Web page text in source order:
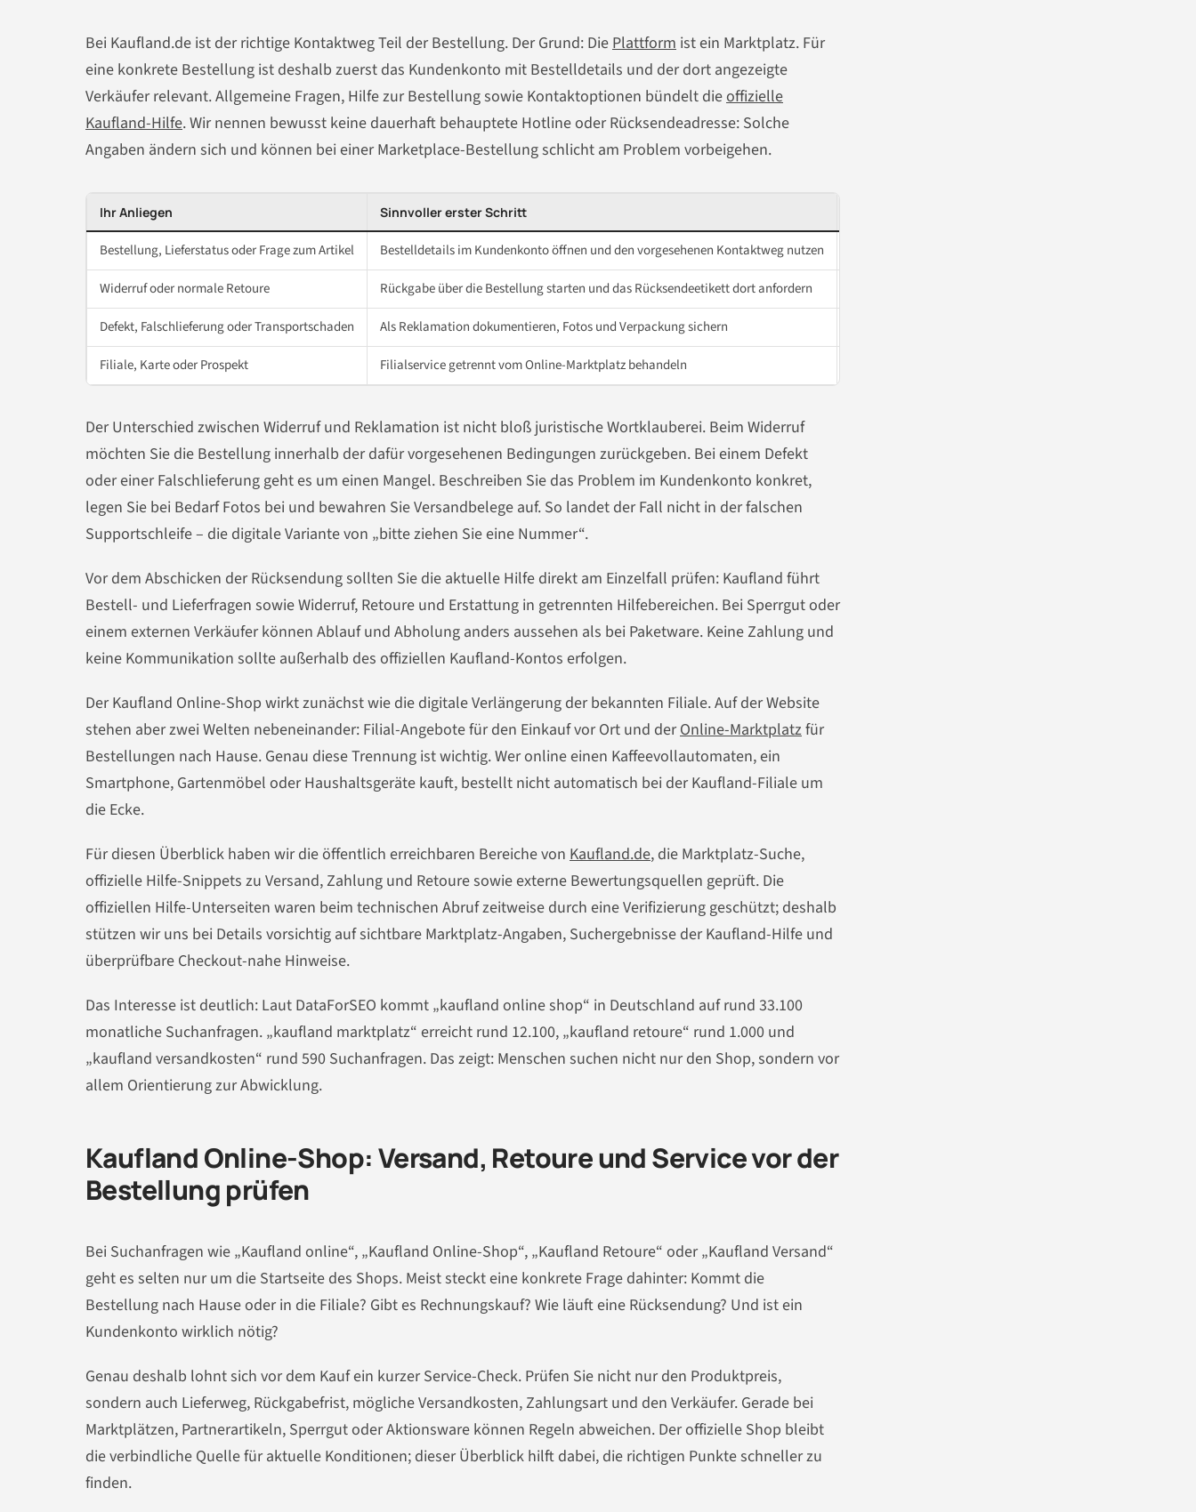
Bei Kaufland.de ist der richtige Kontaktweg Teil der Bestellung. Der Grund: DiePlattform ist ein Marktplatz. Für
eine konkrete Bestellung ist deshalb zuerst das Kundenkonto mit Bestelldetails und der dort angezeigte
Verkäufer relevant. Allgemeine Fragen, Hilfe zur Bestellung sowie Kontaktoptionen bündelt dieoffizielle
Kaufland-Hilfe. Wir nennen bewusst keine dauerhaft behauptete Hotline oder Rücksendeadresse: Solche
Angaben ändern sich und können bei einer Marketplace-Bestellung schlicht am Problem vorbeigehen.
Ihr Anliegen Sinnvoller erster Schritt
Bestellung, Lieferstatus oder Frage zum Artikel Bestelldetails im Kundenkonto öffnen und den vorgesehenen Kontaktweg nutzen
Widerruf oder normale Retoure Rückgabe über die Bestellung starten und das Rücksendeetikett dort anfordern
Defekt, Falschlieferung oder Transportschaden Als Reklamation dokumentieren, Fotos und Verpackung sichern
Filiale, Karte oder Prospekt Filialservice getrennt vom Online-Marktplatz behandeln
Der Unterschied zwischen Widerruf und Reklamation ist nicht bloß juristische Wortklauberei. Beim Widerruf
möchten Sie die Bestellung innerhalb der dafür vorgesehenen Bedingungen zurückgeben. Bei einem Defekt
oder einer Falschlieferung geht es um einen Mangel. Beschreiben Sie das Problem im Kundenkonto konkret,
legen Sie bei Bedarf Fotos bei und bewahren Sie Versandbelege auf. So landet der Fall nicht in der falschen
Supportschleife – die digitale Variante von „bitte ziehen Sie eine Nummer“.
Vor dem Abschicken der Rücksendung sollten Sie die aktuelle Hilfe direkt am Einzelfall prüfen: Kaufland führt
Bestell- und Lieferfragen sowie Widerruf, Retoure und Erstattung in getrennten Hilfebereichen. Bei Sperrgut oder
einem externen Verkäufer können Ablauf und Abholung anders aussehen als bei Paketware. Keine Zahlung und
keine Kommunikation sollte außerhalb des offiziellen Kaufland-Kontos erfolgen.
Der Kaufland Online-Shop wirkt zunächst wie die digitale Verlängerung der bekannten Filiale. Auf der Website
stehen aber zwei Welten nebeneinander: Filial-Angebote für den Einkauf vor Ort und derOnline-Marktplatzfür
Bestellungen nach Hause. Genau diese Trennung ist wichtig. Wer online einen Kaffeevollautomaten, ein
Smartphone, Gartenmöbel oder Haushaltsgeräte kauft, bestellt nicht automatisch bei der Kaufland-Filiale um
die Ecke.
Für diesen Überblick haben wir die öffentlich erreichbaren Bereiche von Kaufland.de, die Marktplatz-Suche,
offizielle Hilfe-Snippets zu Versand, Zahlung und Retoure sowie externe Bewertungsquellen geprüft. Die
offiziellen Hilfe-Unterseiten waren beim technischen Abruf zeitweise durch eine Verifizierung geschützt; deshalb
stützen wir uns bei Details vorsichtig auf sichtbare Marktplatz-Angaben, Suchergebnisse der Kaufland-Hilfe und
überprüfbare Checkout-nahe Hinweise.
Das Interesse ist deutlich: Laut DataForSEO kommt „kaufland online shop“ in Deutschland auf rund 33.100
monatliche Suchanfragen. „kaufland marktplatz“ erreicht rund 12.100, „kaufland retoure“ rund 1.000 und
„kaufland versandkosten“ rund 590 Suchanfragen. Das zeigt: Menschen suchen nicht nur den Shop, sondern vor
allem Orientierung zur Abwicklung.
Kaufland Online-Shop: Versand, Retoure und Service vor der
Bestellung prüfen
Bei Suchanfragen wie „Kaufland online“, „Kaufland Online-Shop“, „Kaufland Retoure“ oder „Kaufland Versand“
geht es selten nur um die Startseite des Shops. Meist steckt eine konkrete Frage dahinter: Kommt die
Bestellung nach Hause oder in die Filiale? Gibt es Rechnungskauf? Wie läuft eine Rücksendung? Und ist ein
Kundenkonto wirklich nötig?
Genau deshalb lohnt sich vor dem Kauf ein kurzer Service-Check. Prüfen Sie nicht nur den Produktpreis,
sondern auch Lieferweg, Rückgabefrist, mögliche Versandkosten, Zahlungsart und den Verkäufer. Gerade bei
Marktplätzen, Partnerartikeln, Sperrgut oder Aktionsware können Regeln abweichen. Der offizielle Shop bleibt
die verbindliche Quelle für aktuelle Konditionen; dieser Überblick hilft dabei, die richtigen Punkte schneller zu
finden.